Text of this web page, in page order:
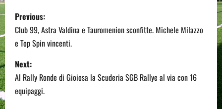
P
o
s
t
n
Previous:
Club 99, Astra Valdina e Tauromenion sconfitte. Michele Milazzo
e Top Spin vincenti.
Next:
Al Rally Ronde di Gioiosa la Scuderia SGB Rallye al via con 16
equipaggi.